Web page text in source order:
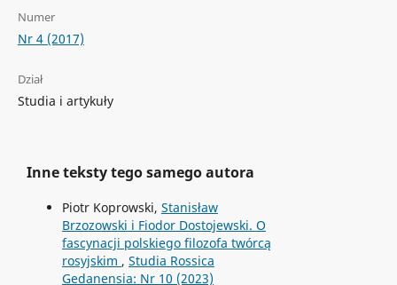
Numer
Nr 4 (2017)
Dział
Studia i artykuły
Inne teksty tego samego autora
Piotr Koprowski, Stanisław
Brzozowski i Fiodor Dostojewski. O
fascynacji polskiego filozofa twórcą
rosyjskim , Studia Rossica
Gedanensia: Nr 10 (2023)